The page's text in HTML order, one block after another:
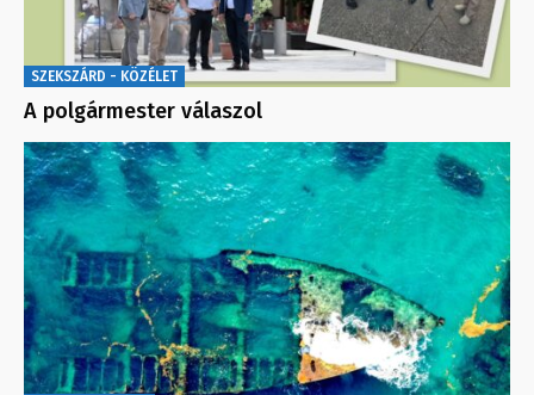
SZEKSZÁRD - KÖZÉLET
A polgármester válaszol